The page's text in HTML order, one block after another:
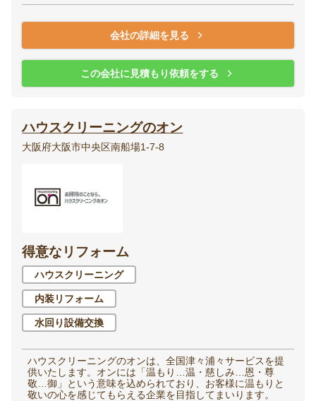
会社の詳細を見る
この会社に見積もり依頼をする
ハウスクリーニングのオン
大阪府大阪市中央区南船場1-7-8
得意なリフォーム
ハウスクリーニング
内装リフォーム
水回り設備交換
ハウスクリーニングのオンは、全国津々浦々サービスを提
供いたします。オンには「温もり…温・慈しみ…恩・尊
敬…御」という意味を込められており、お客様に温もりと
敬いの心を感じてもらえる企業を目指してまいります。